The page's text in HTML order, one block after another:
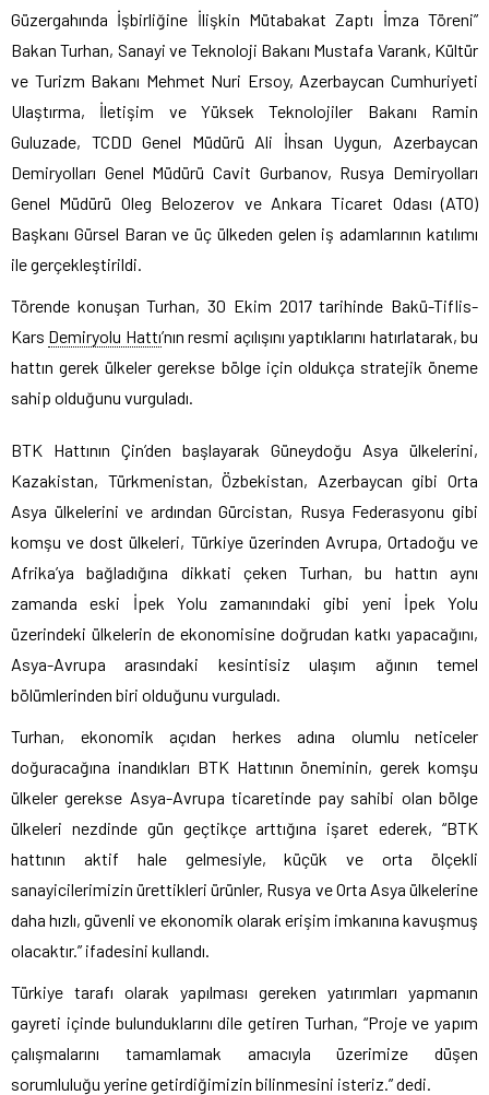
Güzergahında İşbirliğine İlişkin Mütabakat Zaptı İmza Töreni”
Bakan Turhan, Sanayi ve Teknoloji Bakanı Mustafa Varank, Kültür
ve Turizm Bakanı Mehmet Nuri Ersoy, Azerbaycan Cumhuriyeti
Ulaştırma, İletişim ve Yüksek Teknolojiler Bakanı Ramin
Guluzade, TCDD Genel Müdürü Ali İhsan Uygun, Azerbaycan
Demiryolları Genel Müdürü Cavit Gurbanov, Rusya Demiryolları
Genel Müdürü Oleg Belozerov ve Ankara Ticaret Odası (ATO)
Başkanı Gürsel Baran ve üç ülkeden gelen iş adamlarının katılımı
ile gerçekleştirildi.
Törende konuşan Turhan, 30 Ekim 2017 tarihinde Bakü-Tiflis-
Kars Demiryolu Hattı’nın resmi açılışını yaptıklarını hatırlatarak, bu
hattın gerek ülkeler gerekse bölge için oldukça stratejik öneme
sahip olduğunu vurguladı.
BTK Hattının Çin’den başlayarak Güneydoğu Asya ülkelerini,
Kazakistan, Türkmenistan, Özbekistan, Azerbaycan gibi Orta
Asya ülkelerini ve ardından Gürcistan, Rusya Federasyonu gibi
komşu ve dost ülkeleri, Türkiye üzerinden Avrupa, Ortadoğu ve
Afrika’ya bağladığına dikkati çeken Turhan, bu hattın aynı
zamanda eski İpek Yolu zamanındaki gibi yeni İpek Yolu
üzerindeki ülkelerin de ekonomisine doğrudan katkı yapacağını,
Asya-Avrupa arasındaki kesintisiz ulaşım ağının temel
bölümlerinden biri olduğunu vurguladı.
Turhan, ekonomik açıdan herkes adına olumlu neticeler
doğuracağına inandıkları BTK Hattının öneminin, gerek komşu
ülkeler gerekse Asya-Avrupa ticaretinde pay sahibi olan bölge
ülkeleri nezdinde gün geçtikçe arttığına işaret ederek, “BTK
hattının aktif hale gelmesiyle, küçük ve orta ölçekli
sanayicilerimizin ürettikleri ürünler, Rusya ve Orta Asya ülkelerine
daha hızlı, güvenli ve ekonomik olarak erişim imkanına kavuşmuş
olacaktır.” ifadesini kullandı.
Türkiye tarafı olarak yapılması gereken yatırımları yapmanın
gayreti içinde bulunduklarını dile getiren Turhan, “Proje ve yapım
çalışmalarını tamamlamak amacıyla üzerimize düşen
sorumluluğu yerine getirdiğimizin bilinmesini isteriz.” dedi.